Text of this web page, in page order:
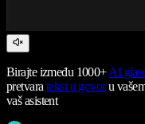
Birajte između 1000+AI
pretvara tekst u govoru
vaš asistent